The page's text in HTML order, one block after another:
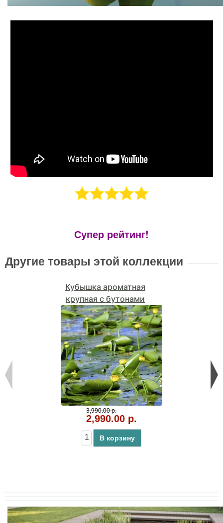
Супер рейтинг!
Другие товары этой коллекции
Кубышка ароматная
крупная с бутонами
3,990.00 р.
2,990.00 р.
В корзину